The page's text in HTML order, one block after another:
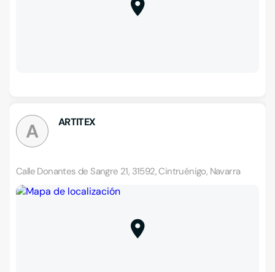
A ARTITEX
Calle Donantes de Sangre 21, 31592, Cintruénigo, Navarra